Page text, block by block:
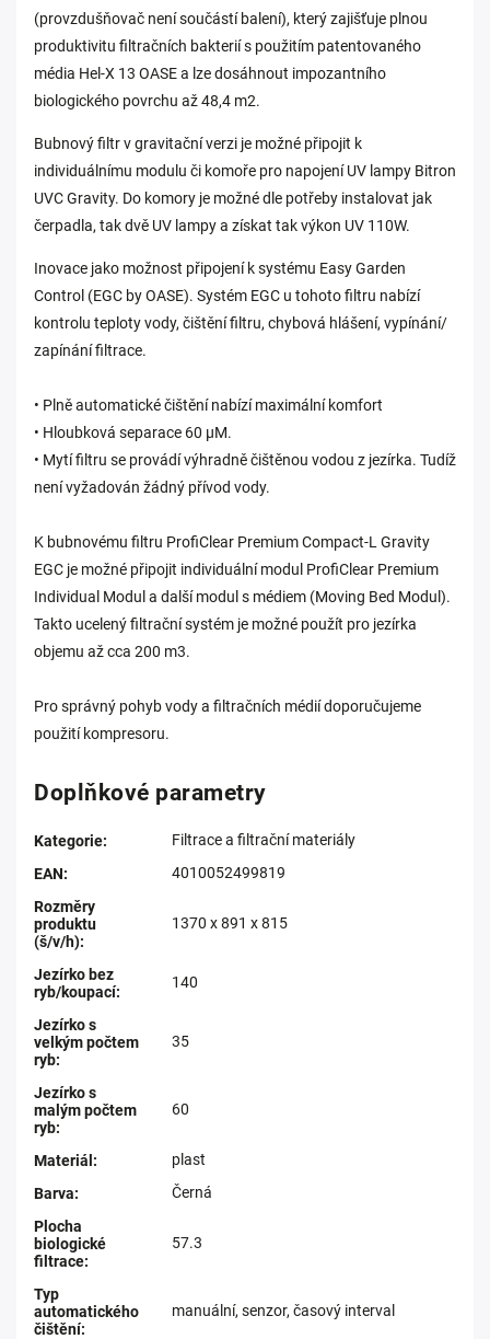
(provzdušňovač není součástí balení), který zajišťuje plnou
produktivitu filtračních bakterií s použitím patentovaného
média Hel-X 13 OASE a lze dosáhnout impozantního
biologického povrchu až 48,4 m2.
Bubnový filtr v gravitační verzi je možné připojit k
individuálnímu modulu či komoře pro napojení UV lampy Bitron
UVC Gravity. Do komory je možné dle potřeby instalovat jak
čerpadla, tak dvě UV lampy a získat tak výkon UV 110W.
Inovace jako možnost připojení k systému Easy Garden
Control (EGC by OASE). Systém EGC u tohoto filtru nabízí
kontrolu teploty vody, čištění filtru, chybová hlášení, vypínání/
zapínání filtrace.
• Plně automatické čištění nabízí maximální komfort
• Hloubková separace 60 µM.
• Mytí filtru se provádí výhradně čištěnou vodou z jezírka. Tudíž
není vyžadován žádný přívod vody.
K bubnovému filtru ProfiClear Premium Compact-L Gravity
EGC je možné připojit individuální modul ProfiClear Premium
Individual Modul a další modul s médiem (Moving Bed Modul).
Takto ucelený filtrační systém je možné použít pro jezírka
objemu až cca 200 m3.
Pro správný pohyb vody a filtračních médií doporučujeme
použití kompresoru.
Doplňkové parametry
Kategorie:
Filtrace a filtrační materiály
EAN:
4010052499819
Rozměry
produktu
(š/v/h):
1370 x 891 x 815
Jezírko bez
ryb/koupací:
140
Jezírko s
velkým počtem
ryb:
35
Jezírko s
malým počtem
ryb:
60
Materiál :
plast
Barva:
Černá
Plocha
biologické
filtrace:
57.3
Typ
automatického
čištění:
manuální, senzor, časový interval